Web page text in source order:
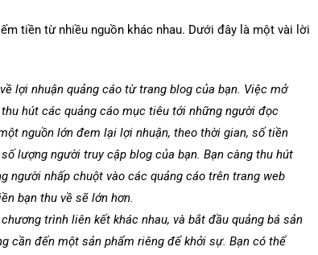
tiền từ nhiều nguồn khác nhau. Dưới đây là một vài lời
lợi nhuận quảng cáo từ trang blog của bạn. Việc mở
hút các quảng cáo mục tiêu tới những người đọc
nguồn lớn đem lại lợi nhuận, theo thời gian, số tiền
lượng người truy cập blog của bạn. Bạn càng thu hút
người nhấp chuột vào các quảng cáo trên trang web
bạn thu về sẽ lớn hơn.
trình liên kết khác nhau, và bắt đầu quảng bá sản
cần đến một sản phẩm riêng để khởi sự. Bạn có thể